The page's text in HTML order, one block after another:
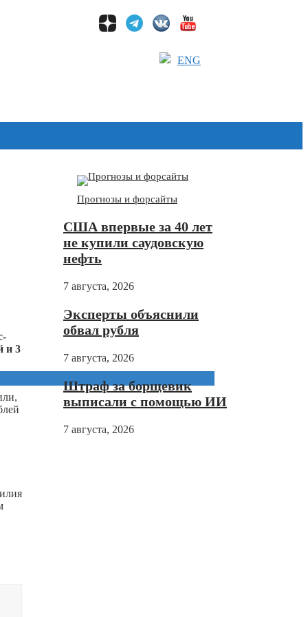
ENG
и 3
Прогнозы и форсайты
США впервые за 40 лет
не купили саудовскую
нефть
7 августа, 2026
Эксперты объяснили
обвал рубля
7 августа, 2026
Штраф за борщевик
выписали с помощью ИИ
7 августа, 2026